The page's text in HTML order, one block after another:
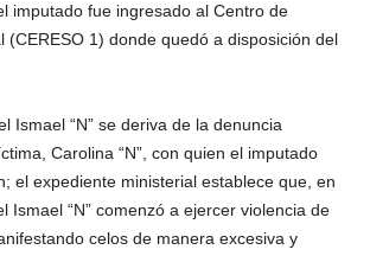
imputado fue ingresado al Centro de
(CERESO 1) donde quedó a disposición del
Ismael “N” se deriva de la denuncia
Carolina “N”, con quien el imputado
el expediente ministerial establece que, en
Ismael “N” comenzó a ejercer violencia de
celos de manera excesiva y